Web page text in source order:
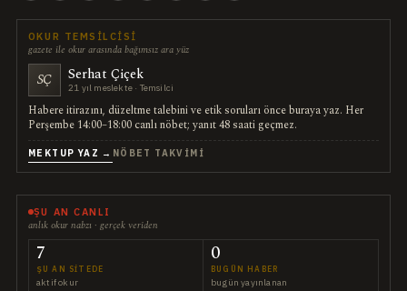
OKUR TEMSILCISI
gazete ile okur arasında bağımsız ara yüz
SÇ Serhat Çiçek
21 yıl meslekte · Temsilci
Habere itirazını, düzeltme talebini ve etik soruları önce buraya yaz. Her
Perşembe 14:00–18:00 canlı nöbet; yanıt 48 saati geçmez.
MEKTUP YAZ → NÖBET TAKVIMI
ŞU AN CANLI
anlık okur nabzı · gerçek veriden
7
ŞU AN SITEDE
aktif okur
0
BUGÜN HABER
bugün yayınlanan